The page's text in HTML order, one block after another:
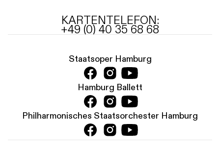
KARTENTELEFON:
+49 (0) 40 35 68 68
Staatsoper Hamburg
Hamburg Ballett
Philharmonisches Staatsorchester Hamburg